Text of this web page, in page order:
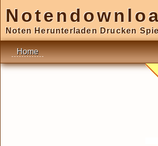
Noten Herunterladen Drucken
Home